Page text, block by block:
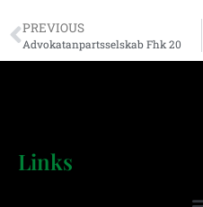
PREVIOUS
Advokatanpartsselskab Fhk 20
Links